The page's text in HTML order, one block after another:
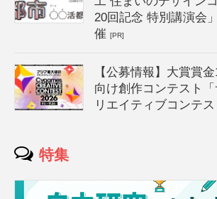
20回記念 特別講演会
催[PR]
【公募情報】大賞賞
向け創作コンテスト
リエイティブコンテ
特集